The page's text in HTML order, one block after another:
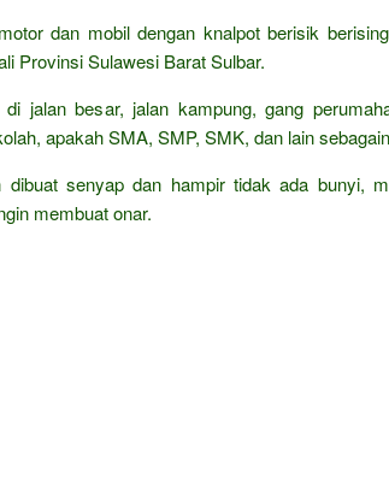
dan mobil dengan knalpot berisik
Provinsi Sulawesi Barat Sulbar.
jalan besar, jalan kampung, gang
apakah SMA, SMP, SMK, dan lain
dibuat senyap dan hampir tidak ada bunyi,
membuat onar.